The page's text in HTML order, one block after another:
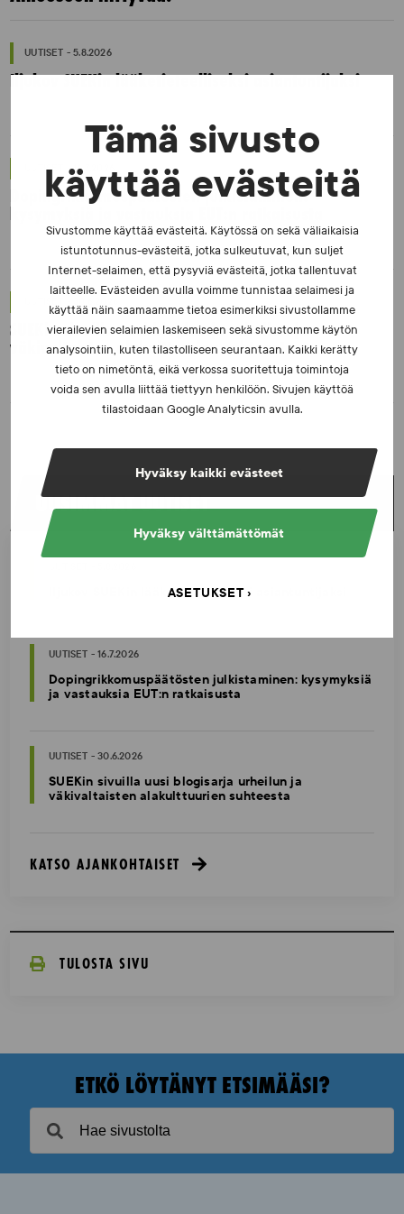
Tämä sivusto
käyttää evästeitä
Sivustomme käyttää evästeitä. Käytössä on sekä väliaikaisia
istuntotunnus-evästeitä, jotka sulkeutuvat, kun suljet
Internet-selaimen, että pysyviä evästeitä, jotka tallentuvat
laitteelle. Evästeiden avulla voimme tunnistaa selaimesi ja
käyttää näin saamaamme tietoa esimerkiksi sivustollamme
vierailevien selaimien laskemiseen sekä sivustomme käytön
analysointiin, kuten tilastolliseen seurantaan. Kaikki kerätty
tieto on nimetöntä, eikä verkossa suoritettuja toimintoja
voida sen avulla liittää tiettyyn henkilöön. Sivujen käyttöä
tilastoidaan Google Analyticsin avulla.
Hyväksy kaikki evästeet
Hyväksy välttämättömät
ASETUKSET
UUTISET - 5.8.2026
Iljukov SUEKin lääketieteelliseksi asiantuntijaksi
UUTISET - 16.7.2026
Dopingrikkomuspäätösten julkistaminen:
kysymyksiä ja vastauksia EUT:n ratkaisusta
SUEKin sivuilla uusi blogisarja urheilun ja
väkivaltaisten alakulttuurien suhteesta
UUSIMMAT UUTISET
Iljukov SUEKin lääketieteelliseksi asiantuntijaksi
UUTISET - 16.7.2026
Dopingrikkomuspäätösten julkistaminen: kysymyksiä
ja vastauksia EUT:n ratkaisusta
UUTISET - 30.6.2026
SUEKin sivuilla uusi blogisarja urheilun ja
väkivaltaisten alakulttuurien suhteesta
KATSO AJANKOHTAISET
TULOSTA SIVU
ETKÖ LÖYTÄNYT ETSIMÄÄSI?